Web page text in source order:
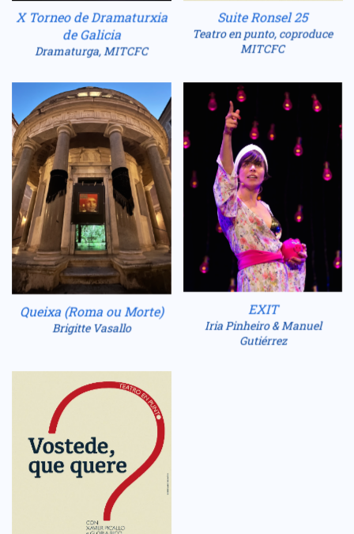
X Torneo de Dramaturxia
de Galicia
Dramaturga, MITCFC
Suite Ronsel 25
Teatro en punto, coproduce
MITCFC
Queixa (Roma ou Morte)
Brigitte Vasallo
EXIT
Iria Pinheiro & Manuel
Gutiérrez